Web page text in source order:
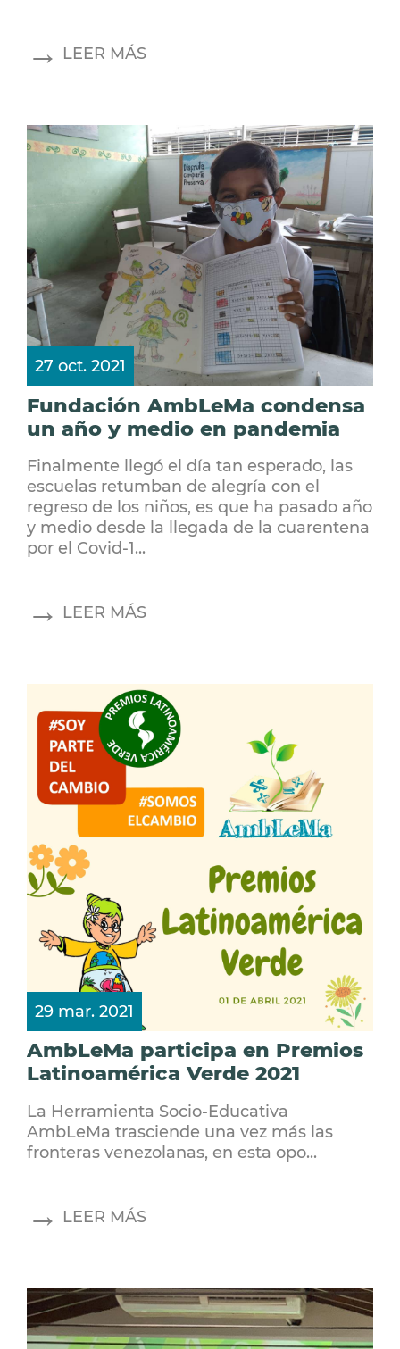
LEER MÁS
27 oct. 2021
Fundación AmbLeMa condensa
un año y medio en pandemia
Finalmente llegó el día tan esperado, las
escuelas retumban de alegría con el
regreso de los niños, es que ha pasado año
y medio desde la llegada de la cuarentena
por el Covid-1...
LEER MÁS
29 mar. 2021
AmbLeMa participa en Premios
Latinoamérica Verde 2021
La Herramienta Socio-Educativa
AmbLeMa trasciende una vez más las
fronteras venezolanas, en esta opo...
LEER MÁS